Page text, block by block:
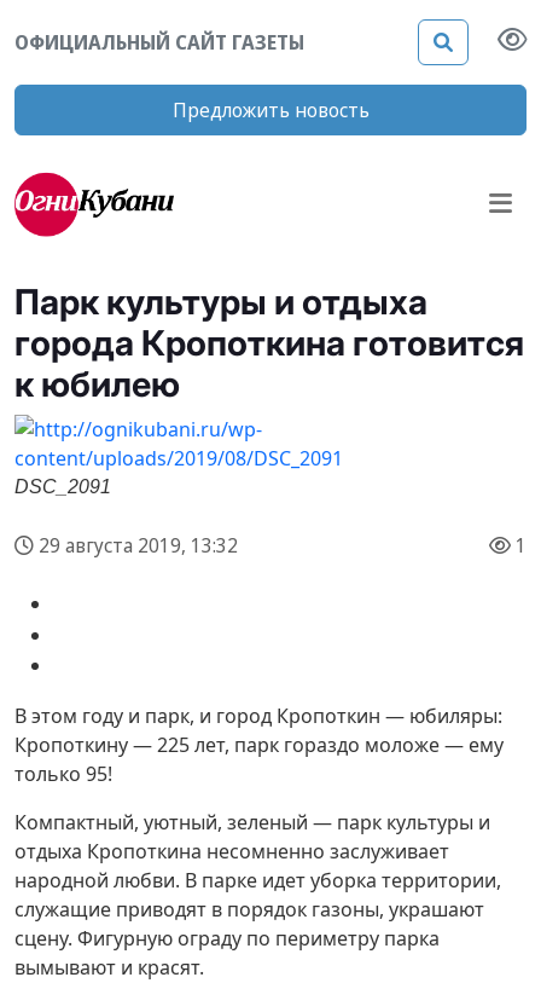
ОФИЦИАЛЬНЫЙ САЙТ ГАЗЕТЫ
Предложить новость
Парк культуры и отдыха
города Кропоткина готовится
к юбилею
DSC_2091
29 августа 2019, 13:32 1
В этом году и парк, и город Кропоткин — юбиляры:
Кропоткину — 225 лет, парк гораздо моложе — ему
только 95!
Компактный, уютный, зеленый — парк культуры и
отдыха Кропоткина несомненно заслуживает
народной любви. В парке идет уборка территории,
служащие приводят в порядок газоны, украшают
сцену. Фигурную ограду по периметру парка
вымывают и красят.